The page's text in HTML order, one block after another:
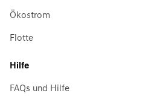
Ökostrom
Flotte
Hilfe
FAQs und Hilfe